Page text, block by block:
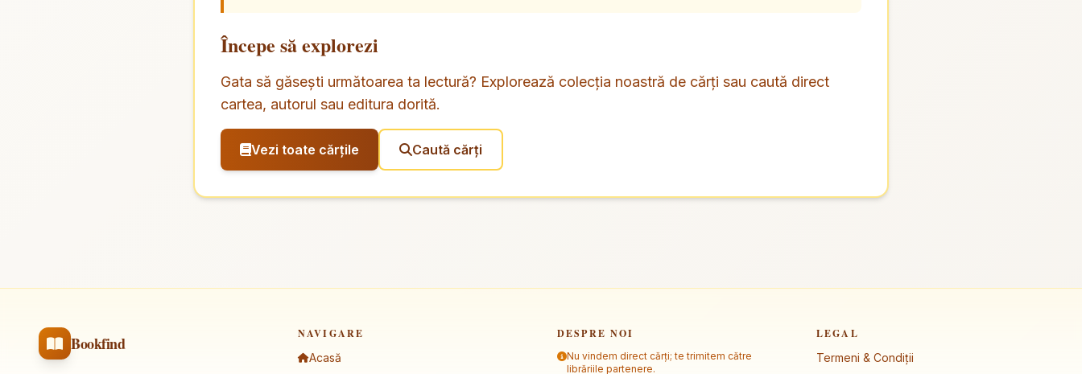
Începe să explorezi
Gata să găsești următoarea ta lectură? Explorează colecția noastră de cărți sau caută direct
cartea, autorul sau editura dorită.
Vezi toate cărțile Caută cărți
Bookfind
NAVIGARE
Acasă
DESPRE NOI
Nu vindem direct cărți; te trimitem către
librăriile partenere.
LEGAL
Termeni & Condiții